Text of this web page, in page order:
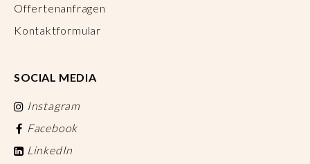
Offertenanfragen
Kontaktformular
SOCIAL MEDIA
Instagram
Facebook
LinkedIn